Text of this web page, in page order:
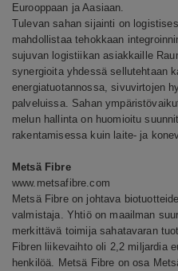
Eurooppaan ja Aasiaan.
Tulevan sahan sijainti on
mahdollistaa tehokkaan
sujuvan logistiikan asiakkaille
synergioita yhdessä sellutehtaan
energiatuotannossa, sivuvirtojen
palveluissa. Sahan
melun hallinta on huomioitu
rakentamisessa kuin laite- ja
Metsä Fibre
www.metsafibre.com
Metsä Fibre on johtava
valmistaja. Yhtiö on maailman
merkittävä toimija sahatavaran
Fibren liikevaihto oli 2,2 miljardia
henkilöä. Metsä Fibre on osa